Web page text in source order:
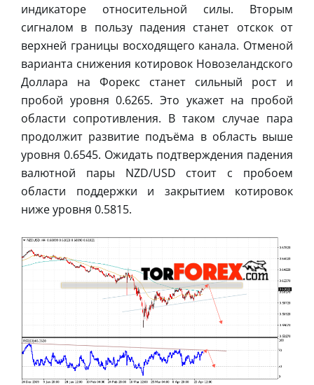
индикаторе относительной силы. Вторым
сигналом в пользу падения станет отскок от
верхней границы восходящего канала. Отменой
варианта снижения котировок Новозеландского
Доллара на Форекс станет сильный рост и
пробой уровня 0.6265. Это укажет на пробой
области сопротивления. В таком случае пара
продолжит развитие подъёма в область выше
уровня 0.6545. Ожидать подтверждения падения
валютной пары NZD/USD стоит с пробоем
области поддержки и закрытием котировок
ниже уровня 0.5815.